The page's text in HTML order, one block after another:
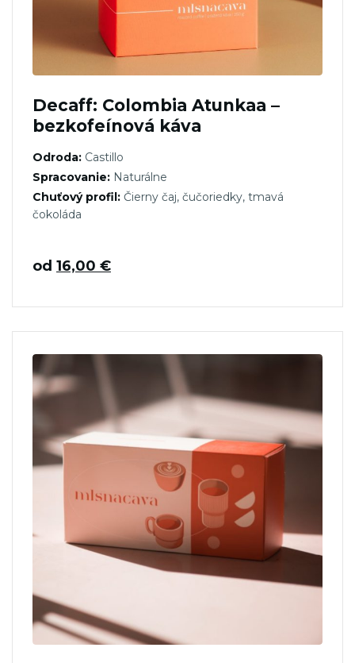
Decaff: Colombia Atunkaa –
bezkofeínová káva
Odroda: Castillo
Spracovanie: Naturálne
Chuťový profil: Čierny čaj, čučoriedky, tmavá
čokoláda
od 16,00 €